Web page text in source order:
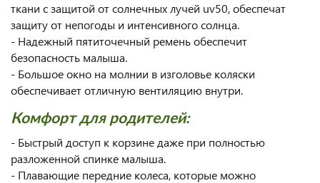
ткани с защитой от солнечных лучей uv50, обеспечат
защиту от непогоды и интенсивного солнца.
- Надежный пятиточечный ремень обеспечит
безопасность малыша.
- Большое окно на молнии в изголовье коляски
обеспечивает отличную вентиляцию внутри.
Комфорт для родителей:
- Быстрый доступ к корзине даже при полностью
разложенной спинке малыша.
- Плавающие передние колеса, которые можно